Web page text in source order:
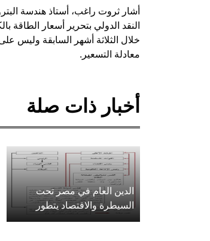
أشار ثروت راغب، أستاذ هندسة
خلال الثلاثة أشهر السابقة وليس
معادلة التسعير.
أخبار ذات صلة
الدين العام في مصر تحت
السيطرة والاقتصاد يتطور